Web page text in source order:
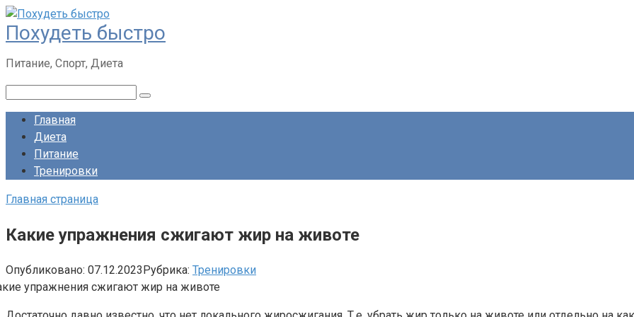
Перейти
к
контенту
Похудеть быстро
Питание, Спорт, Диета
Главная
Диета
Питание
Тренировки
Главная страница
Какие упражнения сжигают жир на животе
Опубликовано: 07.12.2023Рубрика: Тренировки